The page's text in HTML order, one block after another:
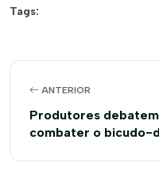
Tags:
ANTERIOR
Produtores
combater o bicudo-